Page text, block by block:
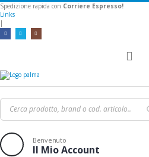
Spedizione rapida con Corriere Espresso!
Links
|
Benvenuto
Il Mio Account